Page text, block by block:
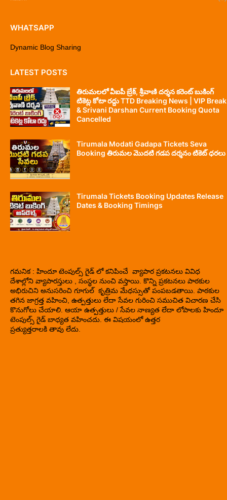
WHATSAPP
Dynamic Blog Sharing
LATEST POSTS
తిరుమలలో వీఐపీ బ్రేక్, శ్రీవాణి దర్శన కరెంట్ బుకింగ్
టికెట్ల కోటా రద్దు TTD Breaking News | VIP Break
& Srivani Darshan Current Booking Quota
Cancelled
Tirumala Modati Gadapa Tickets Seva
Booking తిరుమల మొదటి గడప దర్శనం టికెట్ ధరలు
Tirumala Tickets Booking Updates Release
Dates & Booking Timings
గమనిక : హిందూ టెంపుల్స్ గైడ్ లో కనిపించే వ్యాపార ప్రకటనలు వివిధ
దేశాల్లోని వ్యాపారస్తులు , సంస్థల నుంచి వస్తాయి. కొన్ని ప్రకటనలు పాఠకుల
అభిరుచిని అనుసరించి గూగుల్ కృత్రిమ మేధస్సుతో పంపబడతాయి. పాఠకుల
తగిన జాగ్రత్త వహించి, ఉత్పత్తులు లేదా సేవల గురించి సముచిత విచారణ చేసి
కొనుగోలు చేయాలి. ఆయా ఉత్పత్తులు / సేవల నాణ్యత లేదా లోపాలకు హిందూ
టెంపుల్స్ గైడ్ బాధ్యత వహించదు. ఈ విషయంలో ఉత్తర
ప్రత్యుత్తరాలకి తావు లేదు.